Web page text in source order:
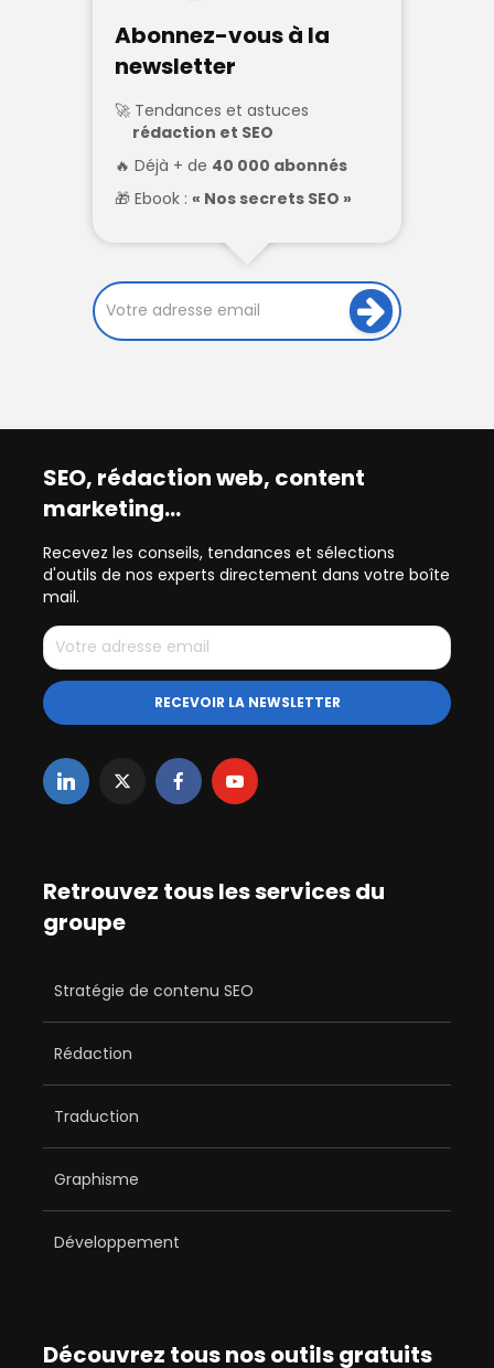
Abonnez-vous à la
newsletter
Tendances et astuces
rédaction et SEO
Déjà + de 40 000 abonnés
Ebook : « Nos secrets SEO »
SEO, rédaction web, content
marketing…
Recevez les conseils, tendances et sélections
d'outils de nos experts directement dans votre boîte
mail.
Retrouvez tous les services du
groupe
Stratégie de contenu SEO
Rédaction
Traduction
Graphisme
Développement
Découvrez tous nos outils gratuits